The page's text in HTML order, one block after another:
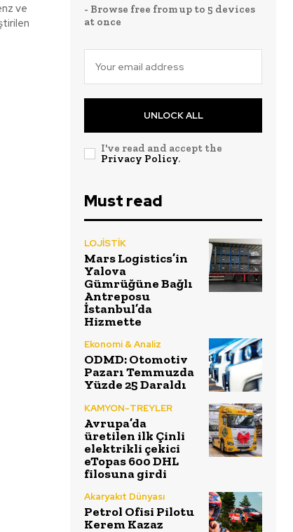
ve
- Browse free from up to 5 devices
at once
UNLOCK ALL
I've read and accept the
Privacy Policy.
Must read
LOJİSTİK
Mars Logistics’in
Yalova
Gümrüğüne Bağlı
Antreposu
İstanbul’da
Hizmette
Ekonomi & Analiz
ODMD: Otomotiv
Pazarı Temmuzda
Yüzde 25 Daraldı
KAMYON-TREYLER
Avrupa’da
üretilen ilk Çinli
elektrikli çekici
eTopas 600 DHL
filosuna girdi
Akaryakıt Dünyası
Petrol Ofisi Pilotu
Kerem Kazaz